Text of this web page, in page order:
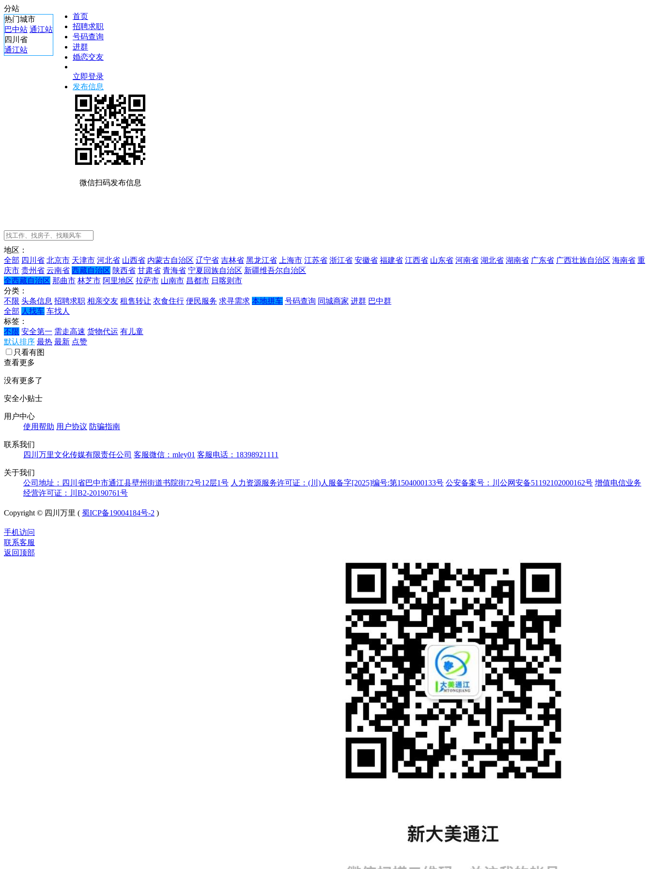
分站
热门城市
巴中站 通江站
四川省
通江站
首页
招聘求职
号码查询
进群
婚恋交友
立即登录
发布信息
微信扫码发布信息
地区：
全部 四川省 北京市 天津市 河北省 山西省 内蒙古自治区 辽宁省 吉林省 黑龙江省 上海市 江苏省 浙江省 安徽省 福建省 江西省 山东省 河南省 湖北省 湖南省 广东省 广西壮族自治区 海南省 重
庆市 贵州省 云南省 西藏自治区 陕西省 甘肃省 青海省 宁夏回族自治区 新疆维吾尔自治区
全西藏自治区 那曲市 林芝市 阿里地区 拉萨市 山南市 昌都市 日喀则市
分类：
不限 头条信息 招聘求职 相亲交友 租售转让 衣食住行 便民服务 求寻需求 本地拼车 号码查询 同城商家 进群 巴中群
全部 人找车 车找人
标签：
不限 安全第一 需走高速 货物代运 有儿童
默认排序 最热 最新 点赞
只看有图
查看更多
没有更多了
安全小贴士
用户中心
使用帮助 用户协议 防骗指南
联系我们
四川万里文化传媒有限责任公司 客服微信：mley01 客服电话：18398921111
关于我们
公司地址：四川省巴中市通江县壁州街道书院街72号12层1号 人力资源服务许可证：(川)人服备字[2025]编号:第1504000133号 公安备案号：川公网安备51192102000162号 增值电信业务
经营许可证：川B2-20190761号
Copyright © 四川万里 ( 蜀ICP备19004184号-2 )
手机访问
联系客服
返回顶部